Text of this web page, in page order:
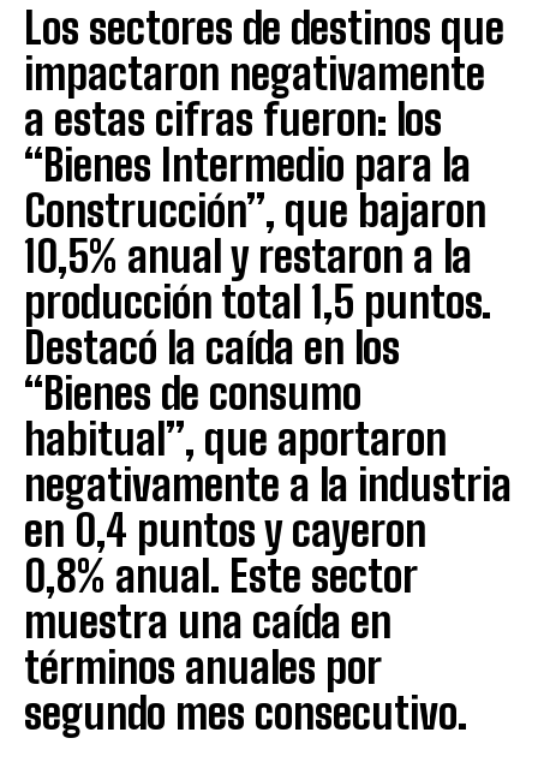
Los sectores de destinos que
impactaron negativamente
a estas cifras fueron: los
“Bienes Intermedio para la
Construcción”, que bajaron
10,5% anual y restaron a la
producción total 1,5 puntos.
Destacó la caída en los
“Bienes de consumo
habitual”, que aportaron
negativamente a la industria
en 0,4 puntos y cayeron
0,8% anual. Este sector
muestra una caída en
términos anuales por
segundo mes consecutivo.